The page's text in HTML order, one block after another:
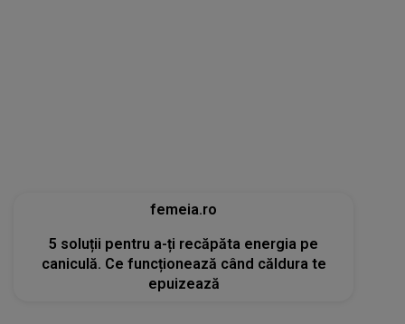
femeia.ro
5 soluții pentru a-ți recăpăta energia pe
caniculă. Ce funcționează când căldura te
epuizează